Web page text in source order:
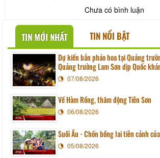
Chưa có bình luận
TIN MỚI NHẤT TIN NỔI BẬT
Dự kiến bắn pháo hoa tại Quảng
Quảng trường Lam Sơn dịp Quốc
07/08/2026
Về Hàm Rồng, thăm động Tiên Sơn
06/08/2026
Suối Ấu - Chốn bồng lai tiên cảnh
05/08/2026